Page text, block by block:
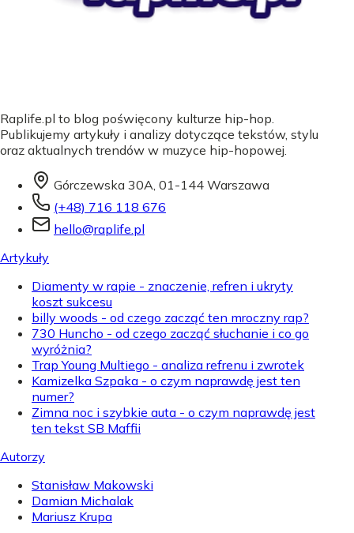
Raplife.pl to blog poświęcony kulturze hip-hop.
Publikujemy artykuły i analizy dotyczące tekstów, stylu
oraz aktualnych trendów w muzyce hip-hopowej.
Górczewska 30A, 01-144 Warszawa
(+48) 716 118 676
hello@raplife.pl
Artykuły
Diamenty w rapie - znaczenie, refren i ukryty
koszt sukcesu
billy woods - od czego zacząć ten mroczny rap?
730 Huncho - od czego zacząć słuchanie i co go
wyróżnia?
Trap Young Multiego - analiza refrenu i zwrotek
Kamizelka Szpaka - o czym naprawdę jest ten
numer?
Zimna noc i szybkie auta - o czym naprawdę jest
ten tekst SB Maffii
Autorzy
Stanisław Makowski
Damian Michalak
Mariusz Krupa